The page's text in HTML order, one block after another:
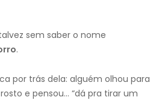
sem saber o nome
.
por trás dela: alguém olhou para
e pensou… “dá pra tirar um